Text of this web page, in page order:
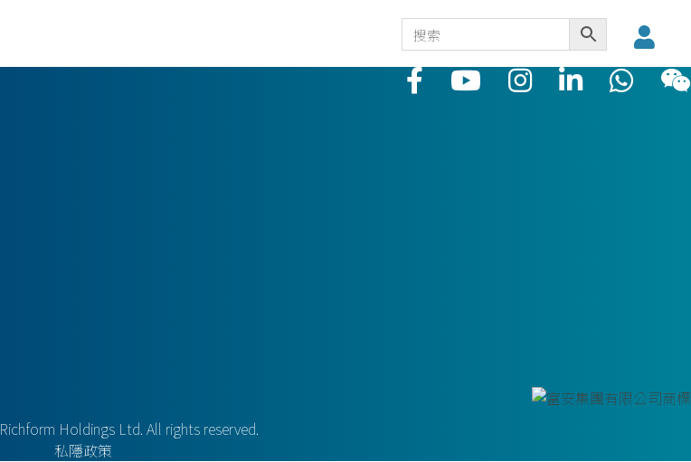
Richform Holdings Ltd. All rights reserved.
私隱政策